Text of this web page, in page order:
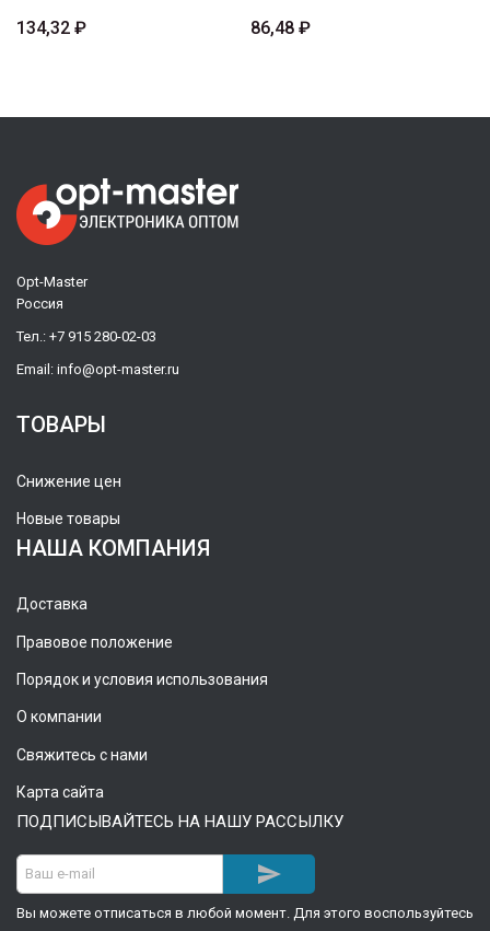
134,32 ₽
86,48 ₽
Opt-Master
Россия
Тел.: +7 915 280-02-03
Email: info@opt-master.ru
ТОВАРЫ
Снижение цен
Новые товары
НАША КОМПАНИЯ
Доставка
Правовое положение
Порядок и условия использования
О компании
Свяжитесь с нами
Карта сайта
ПОДПИСЫВАЙТЕСЬ НА НАШУ РАССЫЛКУ

Вы можете отписаться в любой момент. Для этого воспользуйтесь